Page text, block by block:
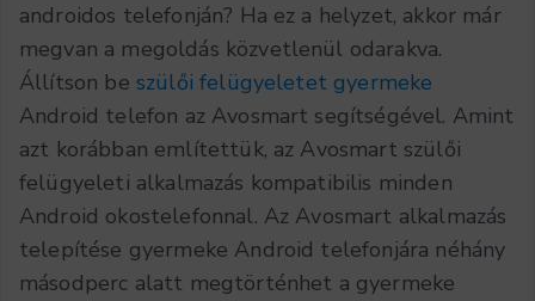
androidos telefonján? Ha ez a helyzet, akkor már
megvan a megoldás közvetlenül odarakva.
Állítson be szülői felügyeletet gyermeke
Android telefon az Avosmart segítségével. Amint
azt korábban említettük, az Avosmart szülői
felügyeleti alkalmazás kompatibilis minden
Android okostelefonnal. Az Avosmart alkalmazás
telepítése gyermeke Android telefonjára néhány
másodperc alatt megtörténhet a gyermeke